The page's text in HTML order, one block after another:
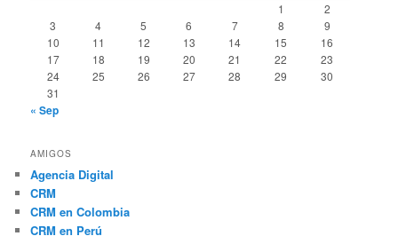
1
2
3
4 5 6 7 8
9
10
11 12 13 14 15
16
17
18 19 20 21 22
23
24
25 26 27 28 29
30
31
« Sep
AMIGOS
Agencia Digital
CRM
CRM en Colombia
CRM en Perú